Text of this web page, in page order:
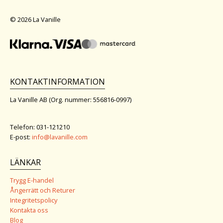
© 2026 La Vanille
KONTAKTINFORMATION
La Vanille AB (Org. nummer: 556816-0997)
Telefon: 031-121210
E-post: info@lavanille.com
LÄNKAR
Trygg E-handel
Ångerrätt och Returer
Integritetspolicy
Kontakta oss
Blog